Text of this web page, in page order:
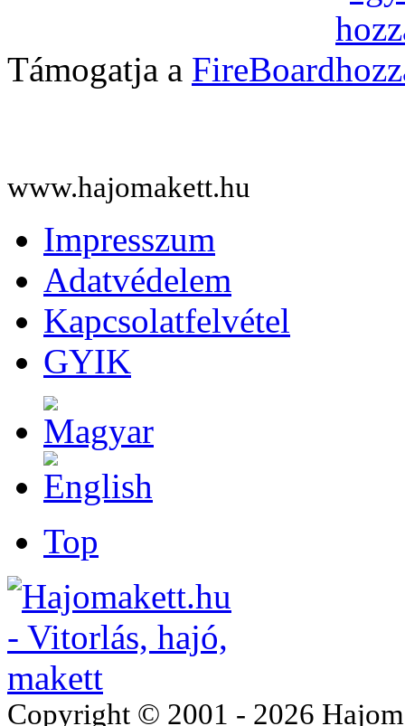
Támogatja a FireBoard
www.hajomakett.hu
Impresszum
Adatvédelem
Kapcsolatfelvétel
GYIK
Top
Copyright © 2001 - 2026